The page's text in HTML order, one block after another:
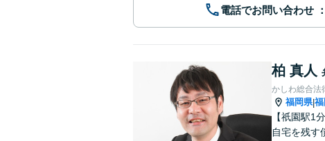
電話でお問い合わせ
柏 真人
かしわ総合法
福岡県|
【祇園駅1
自宅を残す